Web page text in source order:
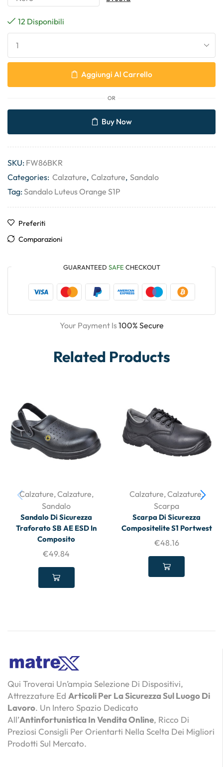
12 Disponibili
Aggiungi Al Carrello
OR
Buy Now
SKU: FW86BKR
Categories: Calzature, Calzature, Sandalo
Tag:Sandalo Luteus Orange S1P
Preferiti
Comparazioni
GUARANTEED SAFE CHECKOUT
Your Payment Is100% Secure
Related Products
Calzature,Calzature,
Sandalo
Sandalo Di Sicurezza
Traforato SB AE ESD In
Composito
€49.84
Calzature,Calzature,
Scarpa
Scarpa Di Sicurezza
Compositelite S1 Portwest
€48.16
Qui Troverai Un’ampia Selezione Di Dispositivi,
Attrezzature Ed Articoli Per La Sicurezza Sul Luogo Di
Lavoro. Un Intero Spazio Dedicato
All’Antinfortunistica In Vendita Online, Ricco Di
Preziosi Consigli Per Orientarti Nella Scelta Dei Migliori
Prodotti Sul Mercato.